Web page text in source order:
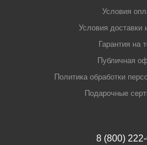
Условия
Условия доставки
Гарантия на
Публичная
Политика обработки
Подарочные
8 (800)